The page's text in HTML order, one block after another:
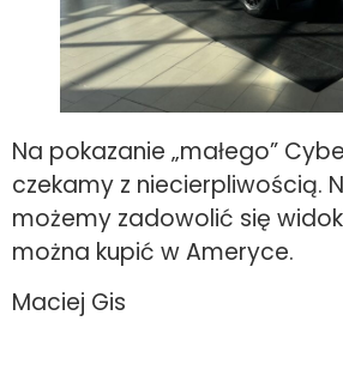
Na pokazanie „małego”
czekamy z niecierpliwością.
możemy zadowolić się
można kupić w Ameryce.
Maciej Gis